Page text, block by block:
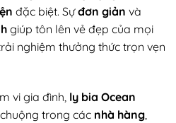
đặc biệt. Sựđơn giản và
giúp tôn lên vẻ đẹp của mọi
nghiệm thưởng thức trọn vẹn
vi gia đình, ly bia Ocean
trong các nhà hàng,